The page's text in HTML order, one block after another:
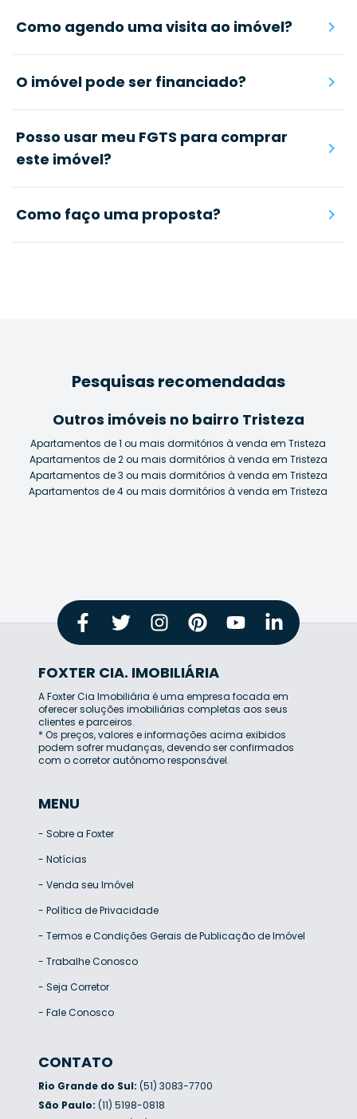
Como agendo uma visita ao imóvel?
O imóvel pode ser financiado?
Posso usar meu FGTS para comprar
este imóvel?
Como faço uma proposta?
Pesquisas recomendadas
Outros imóveis no bairro Tristeza
Apartamentos de 1 ou mais dormitórios à venda em Tristeza
Apartamentos de 2 ou mais dormitórios à venda em Tristeza
Apartamentos de 3 ou mais dormitórios à venda em Tristeza
Apartamentos de 4 ou mais dormitórios à venda em Tristeza
FOXTER CIA. IMOBILIÁRIA
A Foxter Cia Imobiliária é uma empresa focada em
oferecer soluções imobiliárias completas aos seus
clientes e parceiros.
* Os preços, valores e informações acima exibidos
podem sofrer mudanças, devendo ser confirmados
com o corretor autônomo responsável.
MENU
- Sobre a Foxter
- Notícias
- Venda seu Imóvel
- Política de Privacidade
- Termos e Condições Gerais de Publicação de Imóvel
- Trabalhe Conosco
- Seja Corretor
- Fale Conosco
CONTATO
Rio Grande do Sul: (51) 3083-7700
São Paulo: (11) 5198-0818